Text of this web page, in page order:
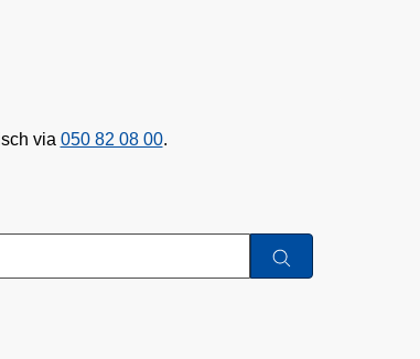
via 050 82 08 00.